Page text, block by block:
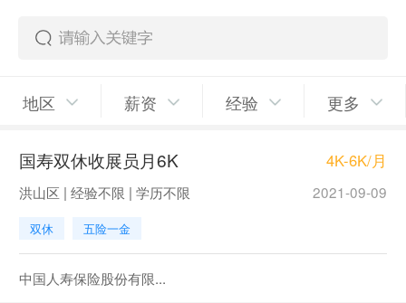
地区 薪资 经验 更多
国寿双休收展员月6K 4K-6K/月
洪山区 | 经验不限 | 学历不限 2021-09-09
双休 五险一金
中国人寿保险股份有限...